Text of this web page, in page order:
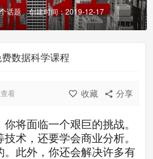
话题 创建时间：2019-12-17
数据科学课程
分享
收藏
看
将面临一个艰巨的挑战。
术，还要学会商业分析。
。此外，你还会解决许多有